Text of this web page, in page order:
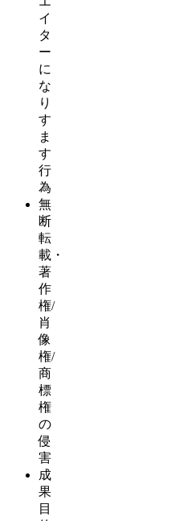
イ
タ
ー
に
な
り
す
ま
す
行
為
無
断
転
載・
著
作
権/
肖
像
権/
商
標
権
の
侵
害
成
果
目